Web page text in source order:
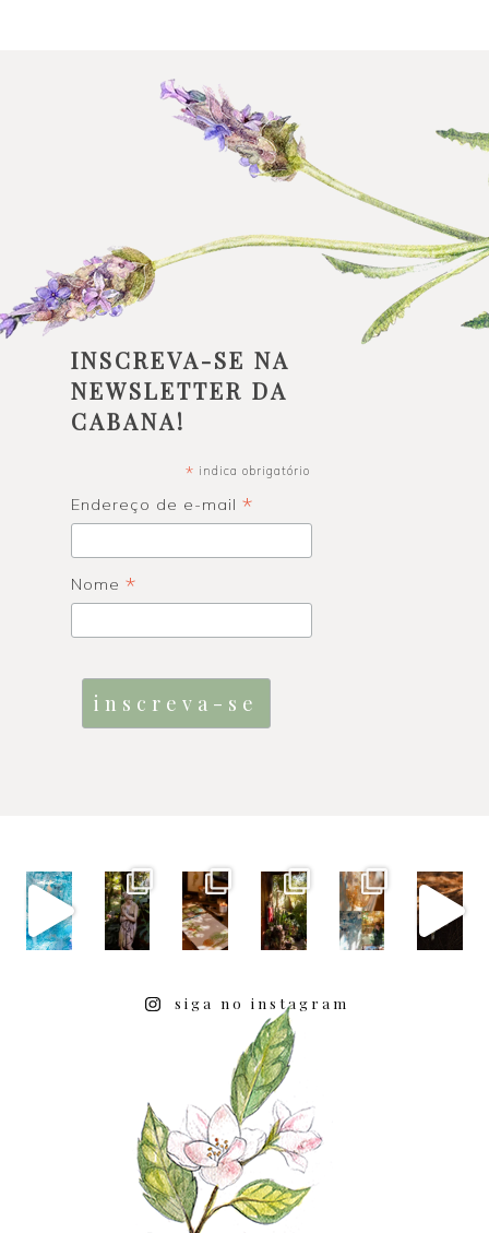
INSCREVA-SE NA
NEWSLETTER DA
CABANA!
* indica obrigatório
Endereço de e-mail *
Nome *
siga no instagram